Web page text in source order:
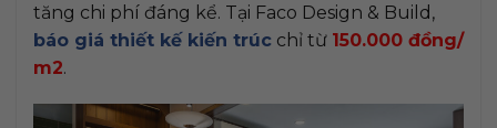
tăng chi phí đáng kể. Tại Faco Design & Build,
báo giá thiết kế kiến trúc chỉ từ 150.000 đồng/
m2.